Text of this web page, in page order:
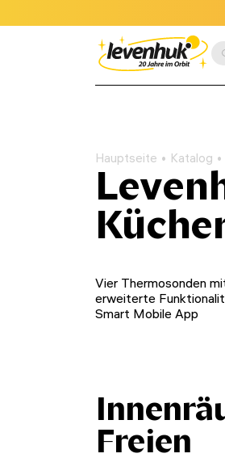
Hauptseite Katalog
Vier Thermosonden
erweiterte
Smart Mobile App
Freien